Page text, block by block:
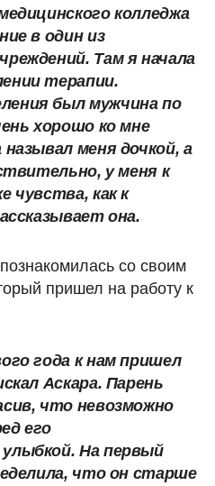
колледжа
в один из
Там я начала
терапии.
был мужчина по
хорошо ко мне
меня дочкой, а
у меня к
чувства, как к
она.
со своим
пришел на работу к
года к нам пришел
Аскара. Парень
что невозможно
его
На первый
что он старше